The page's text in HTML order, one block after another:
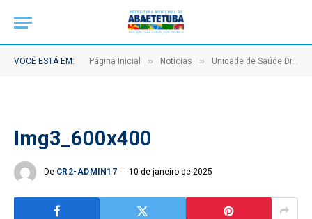
VOCÊ ESTÁ EM: Página Inicial » Notícias » Unidade de Saúde Dr. João Miranda é entregue totalmente reformada e ampliada
Img3_600x400
De CR2-ADMIN17 10 de janeiro de 2025